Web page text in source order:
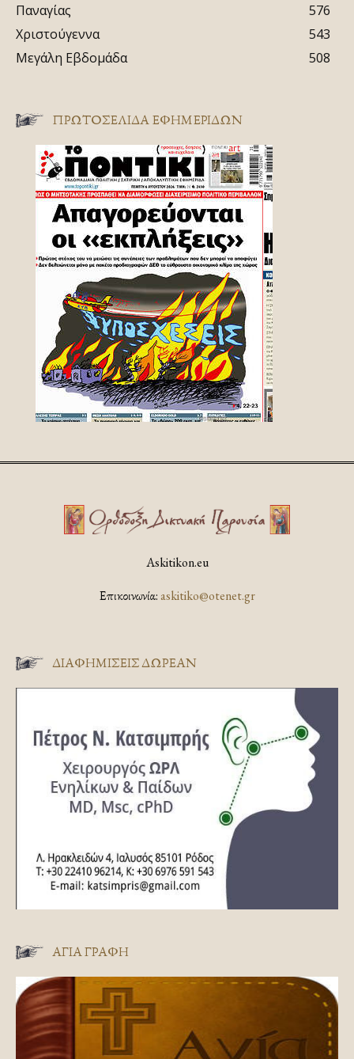
Παναγίας
576
Χριστούγεννα
543
Μεγάλη Εβδομάδα
508
ΠΡΩΤΟΣΈΛΙΔΑ ΕΦΗΜΕΡΊΔΩΝ
Askitikon.eu
Επικοινωνία:askitiko@otenet.gr
ΔΙΑΦΗΜΊΣΕΙΣ ΔΩΡΕΆΝ
ΑΓΊΑ ΓΡΑΦΉ